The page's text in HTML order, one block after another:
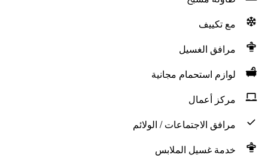
مع تكييف
مرافق الغسيل
لوازم استحمام مجانية
مركز أعمال
مرافق الاجتماعات / الولائم
خدمة غسيل الملابس